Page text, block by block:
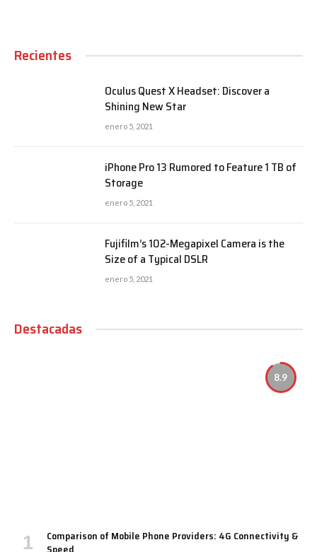
Recientes
Oculus Quest X Headset: Discover a
Shining New Star
enero 5, 2021
iPhone Pro 13 Rumored to Feature 1 TB of
Storage
enero 5, 2021
Fujifilm’s 102-Megapixel Camera is the
Size of a Typical DSLR
enero 5, 2021
Destacadas
8.9
Comparison of Mobile Phone Providers: 4G Connectivity &